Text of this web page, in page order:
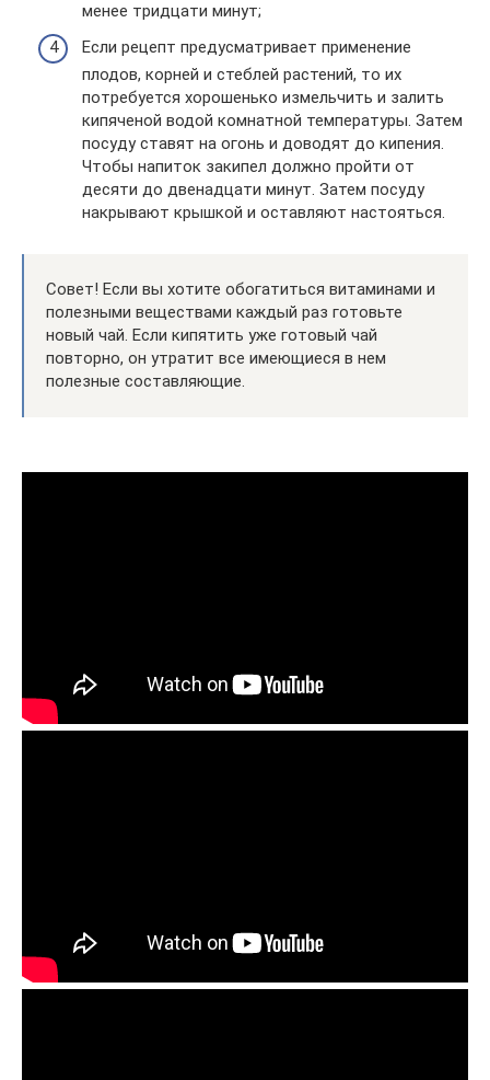
менее тридцати минут;
Если рецепт предусматривает применение
плодов, корней и стеблей растений, то их
потребуется хорошенько измельчить и залить
кипяченой водой комнатной температуры. Затем
посуду ставят на огонь и доводят до кипения.
Чтобы напиток закипел должно пройти от
десяти до двенадцати минут. Затем посуду
накрывают крышкой и оставляют настояться.
Совет! Если вы хотите обогатиться витаминами и
полезными веществами каждый раз готовьте
новый чай. Если кипятить уже готовый чай
повторно, он утратит все имеющиеся в нем
полезные составляющие.